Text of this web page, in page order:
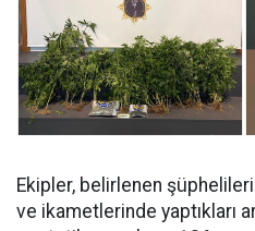
Ekipler, belirlenen
ve ikametlerinde yaptıkları